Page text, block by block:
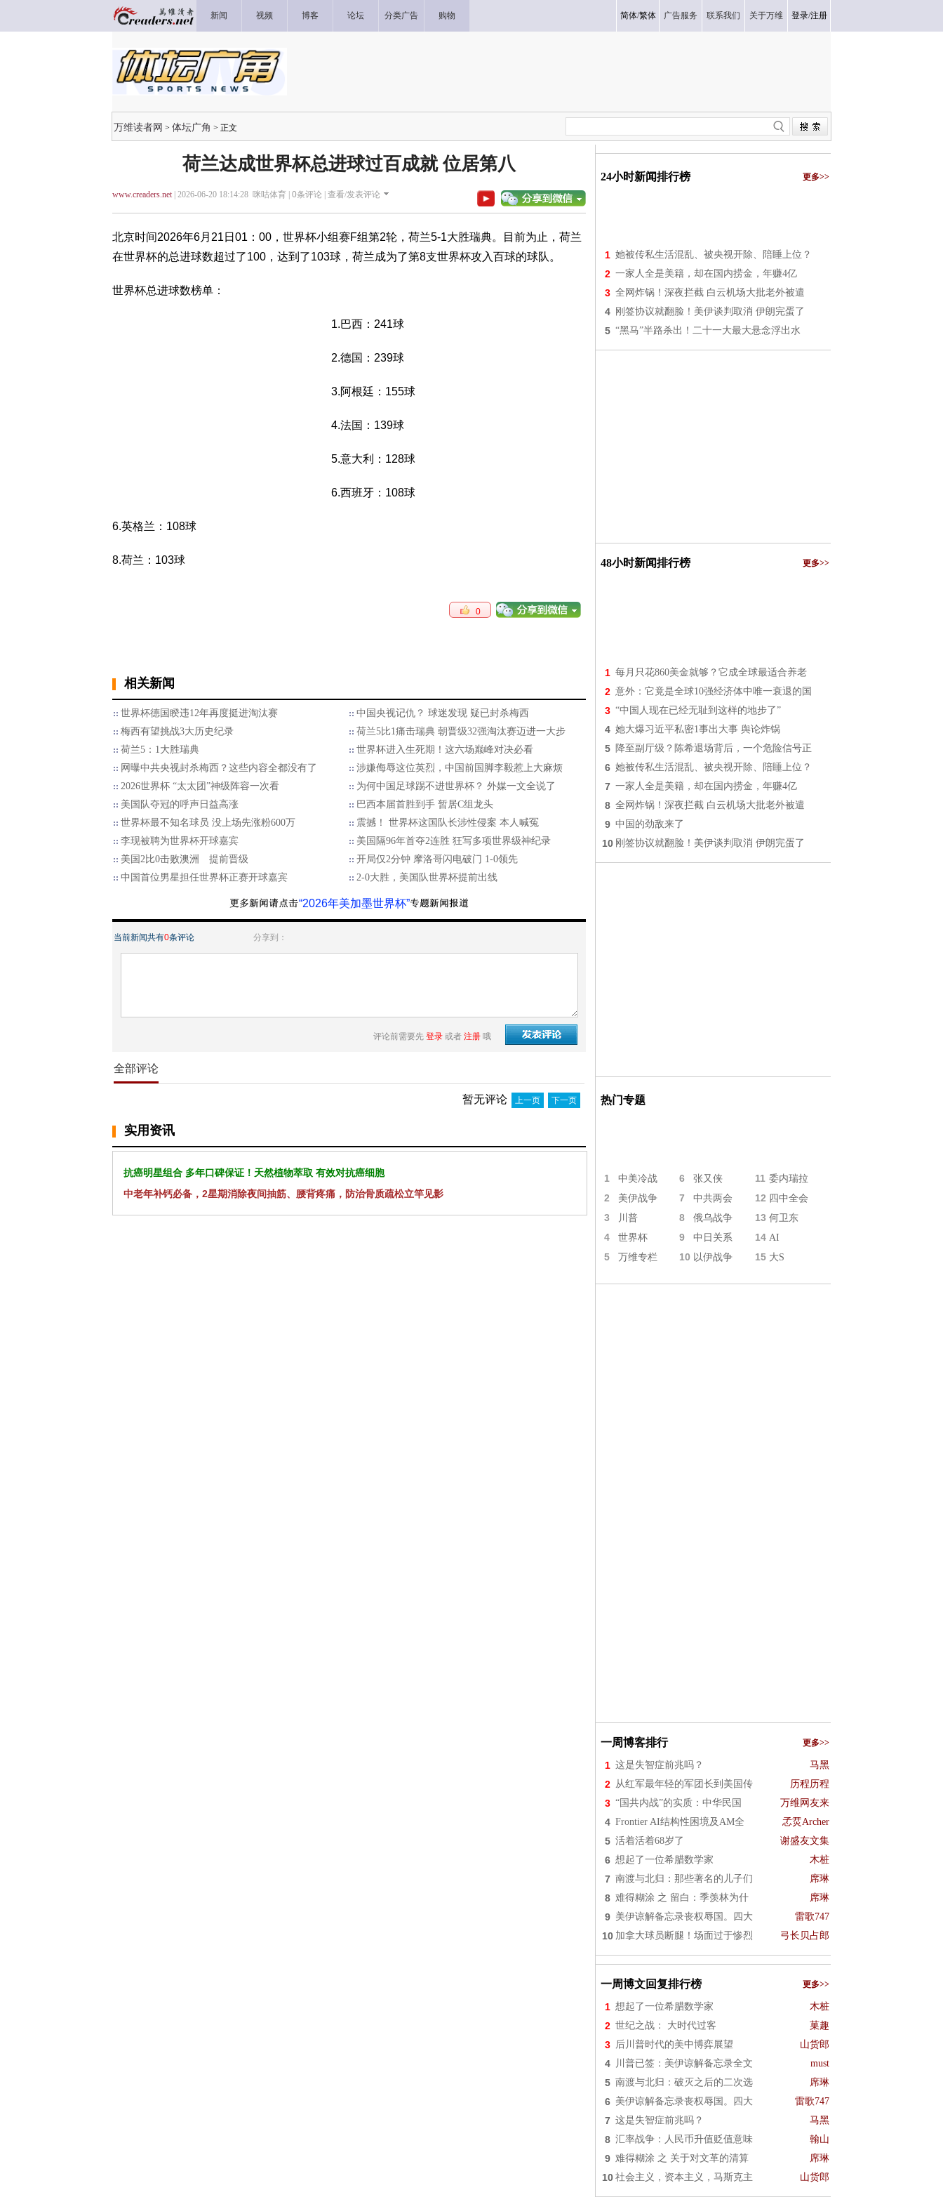
新闻 视频 博客 论坛 分类广告 购物 简体/繁体 广告服务 联系我们 关于万维 登录/注册
万维读者网 > 体坛广角 > 正文
荷兰达成世界杯总进球过百成就 位居第八
www.creaders.net| 2026-06-20 18:14:28 咪咕体育 | 0条评论 | 查看/发表评论
北京时间2026年6月21日01：00，世界杯小组赛F组第2轮，荷兰5-1大胜瑞典。目前为止，荷兰
在世界杯的总进球数超过了100，达到了103球，荷兰成为了第8支世界杯攻入百球的球队。
世界杯总进球数榜单：
1.巴西：241球
2.德国：239球
3.阿根廷：155球
4.法国：139球
5.意大利：128球
6.西班牙：108球
6.英格兰：108球
8.荷兰：103球
0
相关新闻
世界杯德国睽违12年再度挺进淘汰赛
中国央视记仇？ 球迷发现 疑已封杀梅西
梅西有望挑战3大历史纪录
荷兰5比1痛击瑞典 朝晋级32强淘汰赛迈进一大步
荷兰5：1大胜瑞典
世界杯进入生死期！这六场巅峰对决必看
网曝中共央视封杀梅西？这些内容全都没有了
涉嫌侮辱这位英烈，中国前国脚李毅惹上大麻烦
2026世界杯 “太太团”神级阵容一次看
为何中国足球踢不进世界杯？ 外媒一文全说了
美国队夺冠的呼声日益高涨
巴西本届首胜到手 暂居C组龙头
世界杯最不知名球员 没上场先涨粉600万
震撼！ 世界杯这国队长涉性侵案 本人喊冤
李现被聘为世界杯开球嘉宾
美国隔96年首夺2连胜 狂写多项世界级神纪录
美国2比0击败澳洲 提前晋级
开局仅2分钟 摩洛哥闪电破门 1-0领先
中国首位男星担任世界杯正赛开球嘉宾
2-0大胜，美国队世界杯提前出线
“2026年美加墨世界杯”
当前新闻共有0条评论 分享到：
评论前需要先 登录 或者 注册 哦
全部评论
暂无评论 上一页 下一页
实用资讯
抗癌明星组合 多年口碑保证！天然植物萃取 有效对抗癌细胞
中老年补钙必备，2星期消除夜间抽筋、腰背疼痛，防治骨质疏松立竿见影
24小时新闻排行榜 更多>>
1 她被传私生活混乱、被央视开除、陪睡上位？
2 一家人全是美籍，却在国内捞金，年赚4亿
3 全网炸锅！深夜拦截 白云机场大批老外被遣
4 刚签协议就翻脸！美伊谈判取消 伊朗完蛋了
5 “黑马”半路杀出！二十一大最大悬念浮出水
48小时新闻排行榜 更多>>
1 每月只花860美金就够？它成全球最适合养老
2 意外：它竟是全球10强经济体中唯一衰退的国
3 “中国人现在已经无耻到这样的地步了”
4 她大爆习近平私密1事出大事 舆论炸锅
5 降至副厅级？陈希退场背后，一个危险信号正
6 她被传私生活混乱、被央视开除、陪睡上位？
7 一家人全是美籍，却在国内捞金，年赚4亿
8 全网炸锅！深夜拦截 白云机场大批老外被遣
9 中国的劲敌来了
10 刚签协议就翻脸！美伊谈判取消 伊朗完蛋了
热门专题
1 中美冷战 6 张又侠 11 委内瑞拉
2 美伊战争 7 中共两会 12 四中全会
3 川普 8 俄乌战争 13 何卫东
4 世界杯 9 中日关系 14 AI
5 万维专栏 10 以伊战争 15 大S
一周博客排行 更多>>
1 这是失智症前兆吗？ 马黑
2 从红军最年轻的军团长到美国传 历程历程
3 “国共内战”的实质：中华民国 万维网友来
4 Frontier AI结构性困境及AM全 孞烎Archer
5 活着活着68岁了 谢盛友文集
6 想起了一位希腊数学家 木桩
7 南渡与北归：那些著名的儿子们 席琳
8 难得糊涂 之 留白：季羡林为什 席琳
9 美伊谅解备忘录丧权辱国。四大 雷歌747
10 加拿大球员断腿！场面过于惨烈 弓长贝占郎
一周博文回复排行榜 更多>>
1 想起了一位希腊数学家 木桩
2 世纪之战： 大时代过客 菓趣
3 后川普时代的美中博弈展望 山货郎
4 川普已签：美伊谅解备忘录全文 must
5 南渡与北归：破灭之后的二次选 席琳
6 美伊谅解备忘录丧权辱国。四大 雷歌747
7 这是失智症前兆吗？ 马黑
8 汇率战争：人民币升值贬值意味 翰山
9 难得糊涂 之 关于对文革的清算 席琳
10 社会主义，资本主义，马斯克主 山货郎